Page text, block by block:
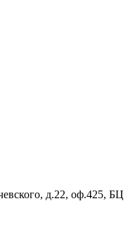
д.22, оф.425, БЦ